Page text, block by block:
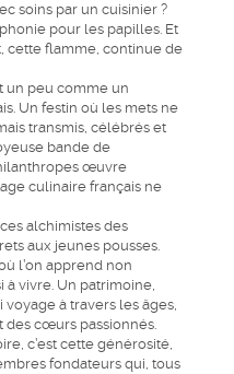
soins par un cuisinier ?
pour les papilles. Et
cette flamme, continue de
un peu comme un
Un festin où les mets ne
transmis, célébrés et
bande de
œuvre
culinaire français ne
alchimistes des
aux jeunes pousses.
l’on apprend non
à vivre. Un patrimoine,
à travers les âges,
des cœurs passionnés.
c’est cette générosité,
fondateurs qui, tous